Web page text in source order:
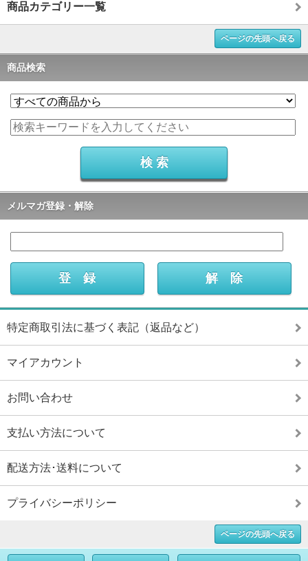
商品カテゴリー一覧
ページの先頭へ戻る
商品検索
メルマガ登録・解除
特定商取引法に基づく表記（返品など）
マイアカウント
お問い合わせ
支払い方法について
配送方法･送料について
プライバシーポリシー
ページの先頭へ戻る